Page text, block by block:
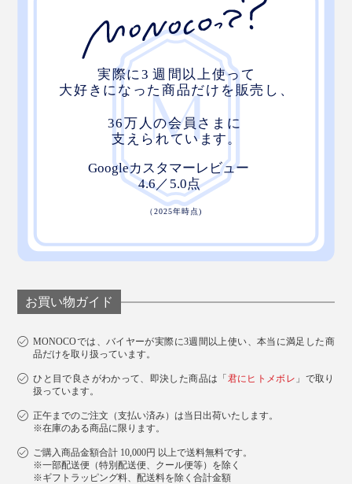
お買い物ガイド
MONOCOでは、バイヤーが実際に3週間以上使い、本当に満足した商
品だけを取り扱っています。
ひと目で良さがわかって、即決した商品は「君にヒトメボレ 」で取り
扱っています。
正午までのご注文（支払い済み）は当日出荷いたします。
※在庫のある商品に限ります。
ご購入商品金額合計 10,000円 以上で送料無料です。
※一部配送便（特別配送便、クール便等）を除く
※ギフトラッピング料、配送料を除く合計金額